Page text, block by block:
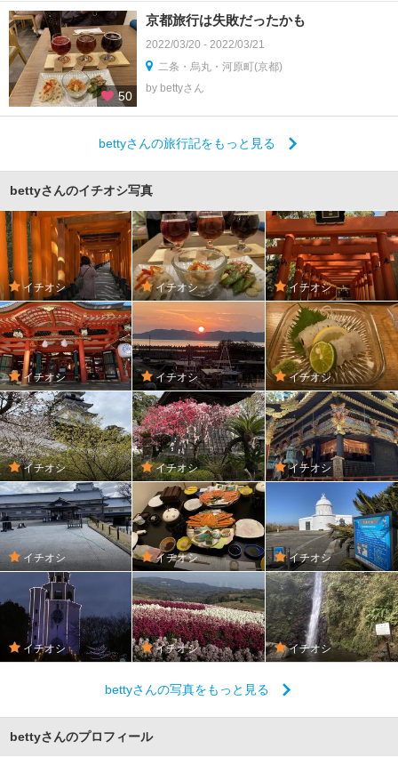
50
京都旅行は失敗だったかも
2022/03/20 - 2022/03/21
二条・烏丸・河原町(京都)
by bettyさん
bettyさんの旅行記をもっと見る
bettyさんのイチオシ写真
イチオシ イチオシ イチオシ
イチオシ イチオシ イチオシ
イチオシ イチオシ イチオシ
イチオシ イチオシ イチオシ
イチオシ イチオシ イチオシ
bettyさんの写真をもっと見る
bettyさんのプロフィール